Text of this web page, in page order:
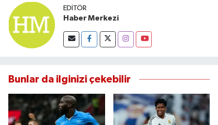
EDITÖR
Haber Merkezi
Bunlar da ilginizi çekebilir